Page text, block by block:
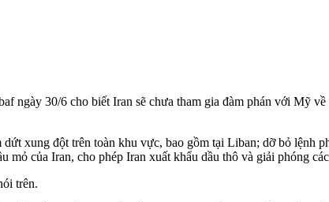
ngày 30/6 cho biết Iran sẽ chưa tham gia đàm phán với Mỹ
xung đột trên toàn khu vực, bao gồm tại Liban; dỡ bỏ lệnh
của Iran, cho phép Iran xuất khẩu dầu thô và giải phóng
trên.